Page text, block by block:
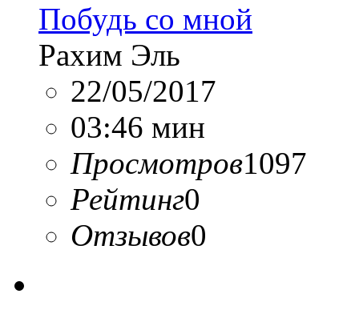
Побудь со мной
Рахим Эль
22/05/2017
03:46 мин
Просмотров1097
Рейтинг0
Отзывов0